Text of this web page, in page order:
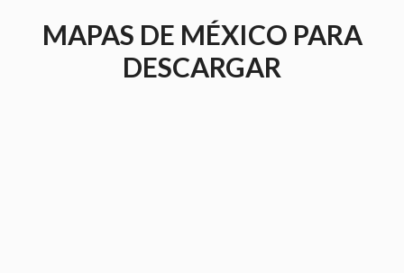
MAPAS DE MÉXICO PARA
DESCARGAR